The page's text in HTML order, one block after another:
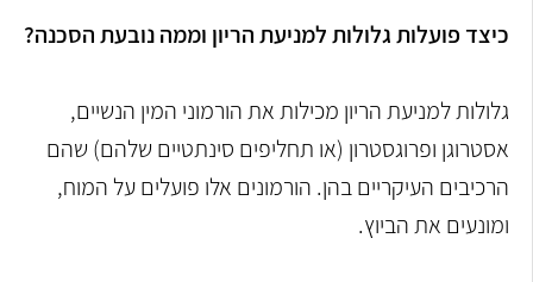
כיצד פועלות גלולות למניעת הריון וממה נובעת הסכנה?
גלולות למניעת הריון מכילות את הורמוני המין הנשיים,
אסטרוגן ופרוגסטרון (או תחליפים סינתטיים שלהם) שהם
הרכיבים העיקריים בהן. הורמונים אלו פועלים על המוח,
ומונעים את הביוץ.